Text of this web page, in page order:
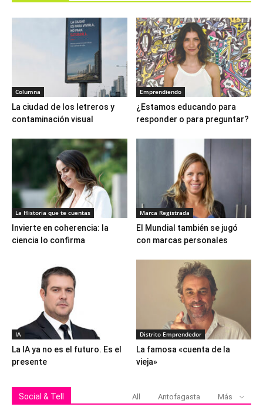
Columna
La ciudad de los letreros y
contaminación visual
Emprendiendo
¿Estamos educando para
responder o para preguntar?
La Historia que te cuentas
Invierte en coherencia: la
ciencia lo confirma
Marca Registrada
El Mundial también se jugó
con marcas personales
IA
La IA ya no es el futuro. Es el
presente
Distrito Emprendedor
La famosa «cuenta de la
vieja»
Social & Tell All Antofagasta Más